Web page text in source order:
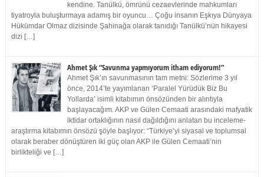
kendine. Tanülkü, ömrünü cezaevlerinde mahkumları
tiyatroyla buluşturmaya adamış bir oyuncu… Çoğu insanın Eşkıya Dünyaya
Hükümdar Olmaz dizisinde Şahinağa olarak tanıdığı Tanülkü’nün hikayesi
dizi […]
Ahmet Şık “Savunma yapmıyorum itham ediyorum!”
Ahmet Şık’ın savunmasının tam metni: Sözlerime 3 yıl
önce, 2014’te yayımlanan ‘Paralel Yürüdük Biz Bu
Yollarda’ isimli kitabımın önsözünden bir alıntıyla
başlayacağım. AKP ve Gülen Cemaati arasındaki mafyatik
iktidar ortaklığının nasıl dağıldığını anlatan bu inceleme-
araştırma kitabımın önsözü şöyle başlıyor: “Türkiye’yi siyasal ve toplumsal
olarak beraber dönüştüren iki güç olan AKP ile Gülen Cemaati’nin
birlikteliği ve […]